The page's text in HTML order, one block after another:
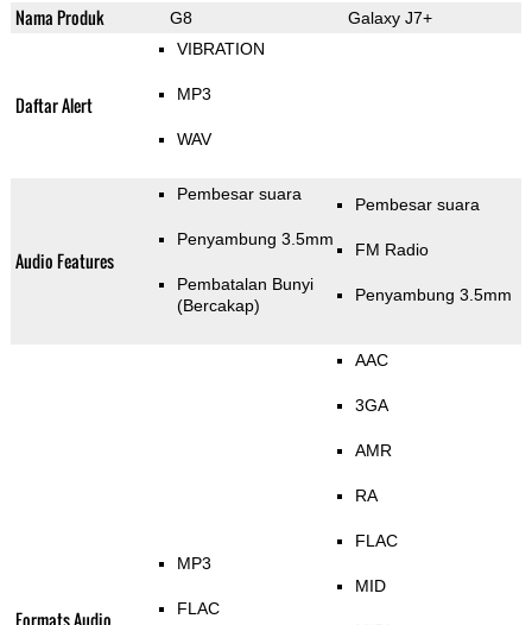
Nama Produk G8 Galaxy J7+
Daftar Alert
VIBRATION
MP3
WAV
Audio Features
Pembesar suara
Penyambung 3.5mm
Pembatalan Bunyi
(Bercakap)
Pembesar suara
FM Radio
Penyambung 3.5mm
Formats Audio
MP3
FLAC
AAC
3GA
AMR
RA
FLAC
MID